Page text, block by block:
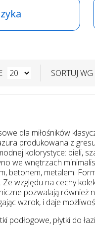
SORTUJ WG
dla miłośników
produkowana z
kolorystyce: bieli,
we wnętrzach
betonem, metalem.
względu na cechy
pozwalają
wzrok, i daje
podłogowe, płytki do